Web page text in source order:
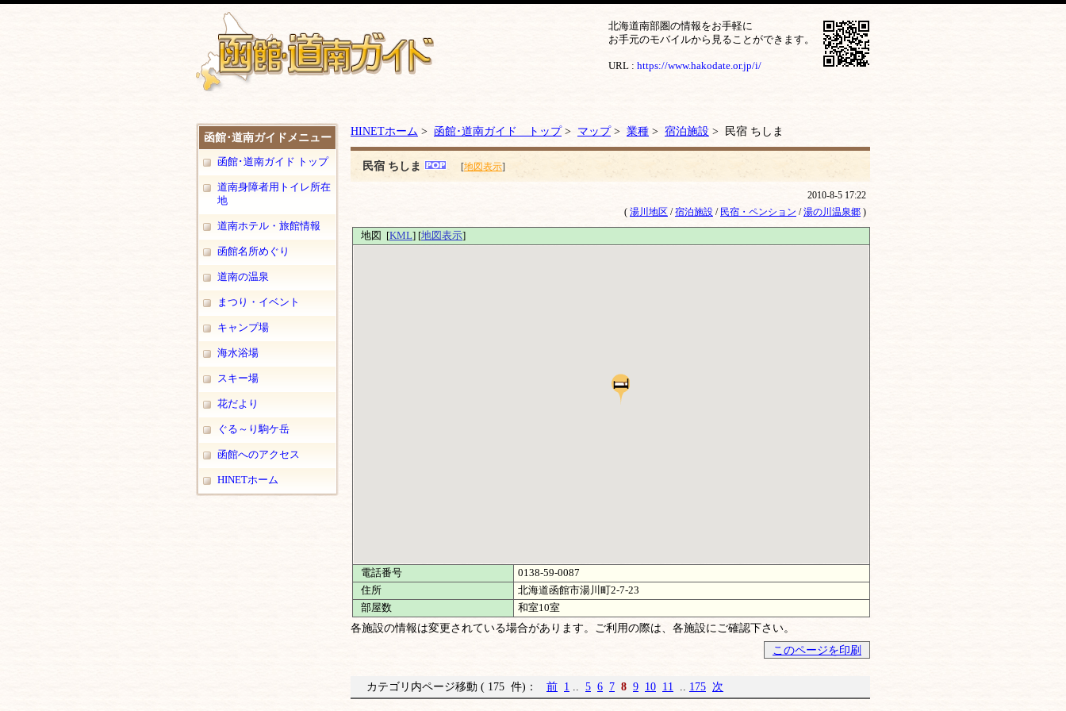
北海道南部圏の情報をお手軽に
お手元のモバイルから見ることができます。
URL : https://www.hakodate.or.jp/i/
函館･道南ガイドメニュー
函館･道南ガイド トップ
道南身障者用トイレ所在
地
道南ホテル・旅館情報
函館名所めぐり
道南の温泉
まつり・イベント
キャンプ場
海水浴場
スキー場
花だより
ぐる～り駒ケ岳
函館へのアクセス
HINETホーム
HINETホーム > 函館･道南ガイド トップ> マップ> 業種 > 宿泊施設 > 民宿 ちしま
民宿 ちしま [地図表示]
2010-8-5 17:22
( 湯川地区 /宿泊施設 / 民宿・ペンション /湯の川温泉郷 )
地図 [KML] [地図表示]
電話番号
0138-59-0087
住所
北海道函館市湯川町2-7-23
部屋数
和室10室
各施設の情報は変更されている場合があります。ご利用の際は、各施設にご確認下さい。
このページを印刷
カテゴリ内ページ移動 ( 175 件)： 前 1 5 6 7 8 9 10 11 175 次